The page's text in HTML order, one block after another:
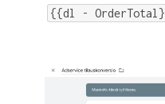
{{dl -